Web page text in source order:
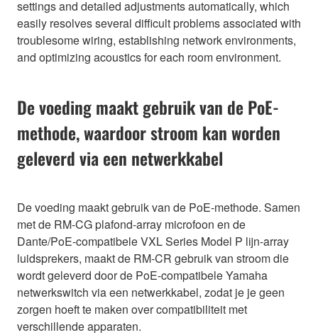
settings and detailed adjustments automatically, which
easily resolves several difficult problems associated with
troublesome wiring, establishing network environments,
and optimizing acoustics for each room environment.
De voeding maakt gebruik van de PoE-
methode, waardoor stroom kan worden
geleverd via een netwerkkabel
De voeding maakt gebruik van de PoE-methode. Samen
met de RM-CG plafond-array microfoon en de
Dante/PoE-compatibele VXL Series Model P lijn-array
luidsprekers, maakt de RM-CR gebruik van stroom die
wordt geleverd door de PoE-compatibele Yamaha
netwerkswitch via een netwerkkabel, zodat je je geen
zorgen hoeft te maken over compatibiliteit met
verschillende apparaten.